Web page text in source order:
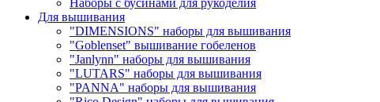
Для вышивания
"DIMENSIONS" наборы для вышивания
"Goblenset" вышивание гобеленов
"Janlynn" наборы для вышивания
"LUTARS" наборы для вышивания
"PANNA" наборы для вышивания